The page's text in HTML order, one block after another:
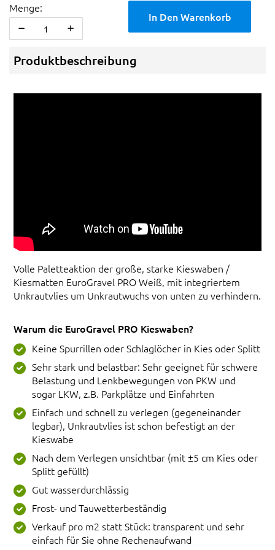
Menge:
In Den Warenkorb
Produktbeschreibung
Volle Paletteaktion der große, starke Kieswaben /
Kiesmatten EuroGravel PRO Weiß, mit integriertem
Unkrautvlies um Unkrautwuchs von unten zu verhindern.
Warum die EuroGravel PRO Kieswaben?
Keine Spurrillen oder Schlaglöcher in Kies oder Splitt
Sehr stark und belastbar: Sehr geeignet für schwere
Belastung und Lenkbewegungen von PKW und
sogar LKW, z.B. Parkplätze und Einfahrten
Einfach und schnell zu verlegen (gegeneinander
legbar), Unkrautvlies ist schon befestigt an der
Kieswabe
Nach dem Verlegen unsichtbar (mit ±5 cm Kies oder
Splitt gefüllt)
Gut wasserdurchlässig
Frost- und Tauwetterbeständig
Verkauf pro m2 statt Stück: transparent und sehr
einfach für Sie ohne Rechenaufwand